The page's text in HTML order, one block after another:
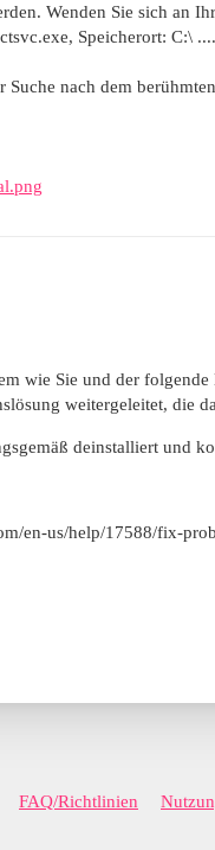
Wenden Sie sich an
Speicherort: C:\
Suche nach dem
wie Sie und der
weitergeleitet, die
deinstalliert und
en-us/help/17588/fix-
FAQ/Richtlinien